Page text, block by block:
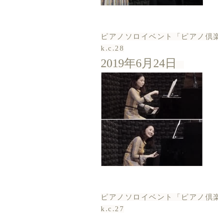
ピアノソロイベント「ピアノ倶
k.c.28
2019年6月24日
ピアノソロイベント「ピアノ倶
k.c.27